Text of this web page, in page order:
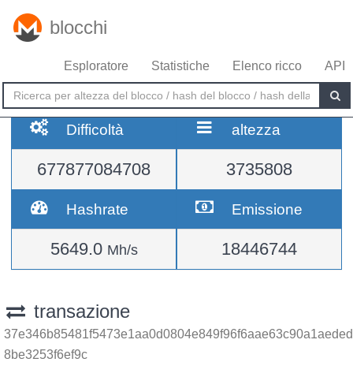
blocchi
Esploratore Statistiche Elenco ricco API
Difficoltà
677877084708
altezza
3735808
Hashrate
5649.0 Mh/s
Emissione
18446744
transazione
37e346b85481f5473e1aa0d0804e849f96f6aae63c90a1aeded
8be3253f6ef9c